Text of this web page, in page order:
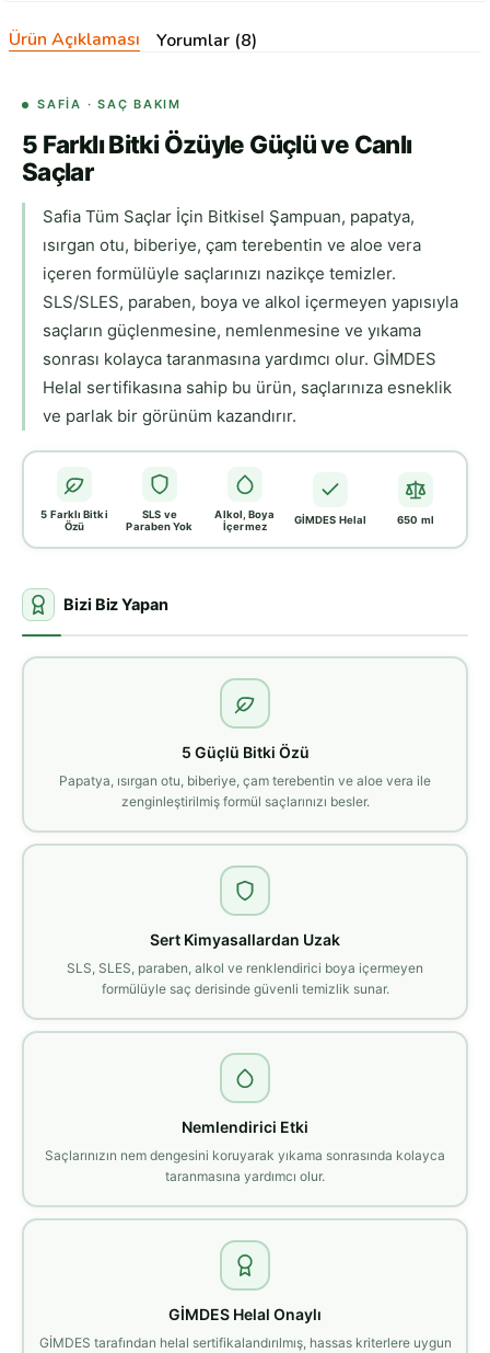
Ürün Açıklaması Yorumlar (8)
SAFIA · SAÇ BAKIM
5 Farklı Bitki Özüyle Güçlü ve Canlı
Saçlar
Safia Tüm Saçlar İçin Bitkisel Şampuan, papatya,
ısırgan otu, biberiye, çam terebentin ve aloe vera
içeren formülüyle saçlarınızı nazikçe temizler.
SLS/SLES, paraben, boya ve alkol içermeyen yapısıyla
saçların güçlenmesine, nemlenmesine ve yıkama
sonrası kolayca taranmasına yardımcı olur. GİMDES
Helal sertifikasına sahip bu ürün, saçlarınıza esneklik
ve parlak bir görünüm kazandırır.
5 Farklı Bitki
Özü
SLS ve
Paraben Yok
Alkol, Boya
İçermez
GİMDES Helal 650 ml
Bizi Biz Yapan
5 Güçlü Bitki Özü
Papatya, ısırgan otu, biberiye, çam terebentin ve aloe vera ile
zenginleştirilmiş formül saçlarınızı besler.
Sert Kimyasallardan Uzak
SLS, SLES, paraben, alkol ve renklendirici boya içermeyen
formülüyle saç derisinde güvenli temizlik sunar.
Nemlendirici Etki
Saçlarınızın nem dengesini koruyarak yıkama sonrasında kolayca
taranmasına yardımcı olur.
GİMDES Helal Onaylı
GİMDES tarafından helal sertifikalandırılmış, hassas kriterlere uygun